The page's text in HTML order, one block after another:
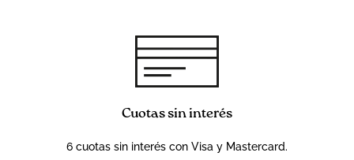
Cuotas sin interés
6 cuotas sin interés con Visa y Mastercard.